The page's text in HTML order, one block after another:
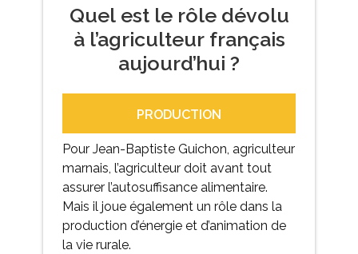
Quel est le rôle dévolu
à l’agriculteur français
aujourd’hui ?
PRODUCTION
Pour Jean-Baptiste Guichon, agriculteur
marnais, l’agriculteur doit avant tout
assurer l’autosuffisance alimentaire.
Mais il joue également un rôle dans la
production d’énergie et d’animation de
la vie rurale.